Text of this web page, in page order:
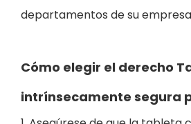
departamentos de su
Cómo elegir el derecho
intrínsecamente segura